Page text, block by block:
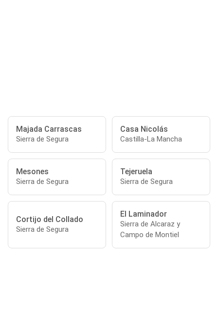
Majada Carrascas
Sierra de Segura
Casa Nicolás
Castilla-La Mancha
Mesones
Sierra de Segura
Tejeruela
Sierra de Segura
Cortijo del Collado
Sierra de Segura
El Laminador
Sierra de Alcaraz y
Campo de Montiel